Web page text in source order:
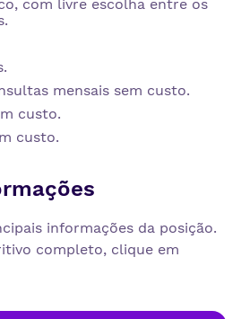
com livre escolha entre os
mensais sem custo.
custo.
custo.
informações da posição.
completo, clique em